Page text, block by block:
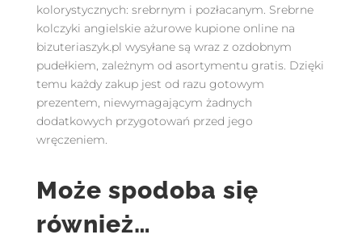
kolorystycznych: srebrnym i pozłacanym. Srebrne
kolczyki angielskie ażurowe kupione online na
bizuteriaszyk.pl wysyłane są wraz z ozdobnym
pudełkiem, zależnym od asortymentu gratis. Dzięki
temu każdy zakup jest od razu gotowym
prezentem, niewymagającym żadnych
dodatkowych przygotowań przed jego
wręczeniem.
Może spodoba się
również…